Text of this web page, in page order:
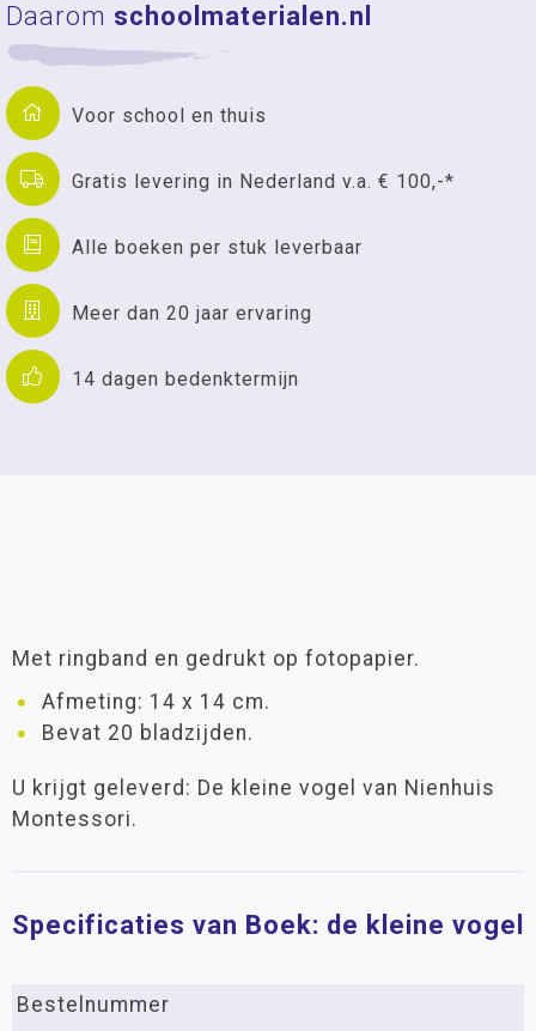
Daarom schoolmaterialen.nl
Voor school en thuis
Gratis levering in Nederland v.a. € 100,-*
Alle boeken per stuk leverbaar
Meer dan 20 jaar ervaring
14 dagen bedenktermijn
Met ringband en gedrukt op fotopapier.
Afmeting: 14 x 14 cm.
Bevat 20 bladzijden.
U krijgt geleverd: De kleine vogel van Nienhuis
Montessori.
Specificaties van Boek: de kleine vogel
Bestelnummer